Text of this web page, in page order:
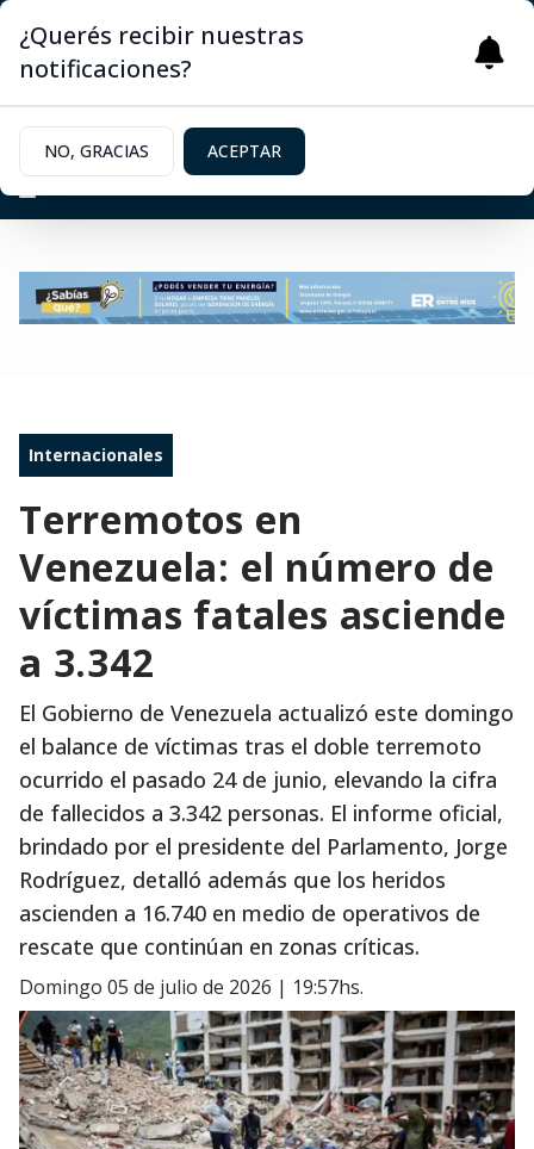
Internacionales
Terremotos en
Venezuela: el número de
víctimas fatales asciende
a 3.342
El Gobierno de Venezuela actualizó este domingo
el balance de víctimas tras el doble terremoto
ocurrido el pasado 24 de junio, elevando la cifra
de fallecidos a 3.342 personas. El informe oficial,
brindado por el presidente del Parlamento, Jorge
Rodríguez, detalló además que los heridos
ascienden a 16.740 en medio de operativos de
rescate que continúan en zonas críticas.
domingo 05 de julio de 2026 | 19:57hs.
¿Querés recibir nuestras
notificaciones?
NO, GRACIAS ACEPTAR